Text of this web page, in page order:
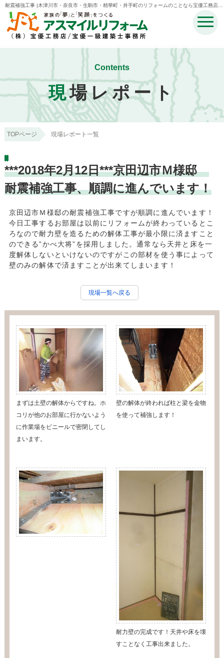
耐震補強工事 |木津川市・奈良市・生駒市・精華町・井手町のリフォームのことなら宝優工務店ア
スマイルリフォーム
Contents
現場レポート
TOPページ 現場レポート一覧
***2018年2月12日***京田辺市Ｍ様邸
耐震補強工事、順調に進んでいます！
京田辺市Ｍ様邸の耐震補強工事ですが順調に進んでいます！
今日工事するお部屋は以前にリフォームが終わっているとこ
ろなので耐力壁を造るための解体工事が最小限に済ますこと
のできる”かべ大将”を採用しました。通常なら天井と床を一
度解体しないといけないのですがこの部材を使う事によって
壁のみの解体で済ますことが出来てしまいます！
現場一覧へ戻る
まずは土壁の解体からですね。ホ
コリが他のお部屋に行かないよう
に作業場をビニールで密閉してし
まいます。
壁の解体が終われば柱と梁を金物
を使って補強します！
耐力壁の完成です！天井や床を壊
すことなく工事出来ました。